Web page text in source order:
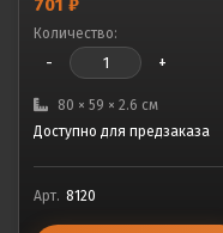
701 ₽
Количество:
- +
80 × 59 × 2.6 см
Доступно для предзаказа
Арт. 8120